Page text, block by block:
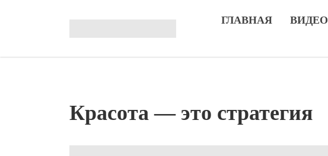
ГЛАВНАЯ ВИДЕО
Красота — это стратегия